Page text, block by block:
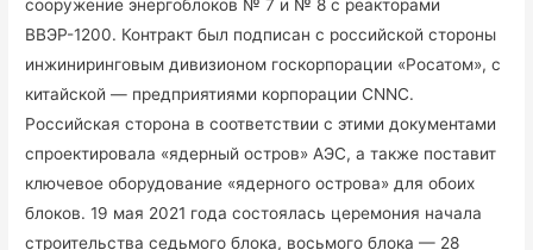
сооружение энергоблоков № 7 и № 8 с реакторами
ВВЭР-1200. Контракт был подписан с российской стороны
инжиниринговым дивизионом госкорпорации «Росатом», с
китайской — предприятиями корпорации CNNC.
Российская сторона в соответствии с этими документами
спроектировала «ядерный остров» АЭС, а также поставит
ключевое оборудование «ядерного острова» для обоих
блоков. 19 мая 2021 года состоялась церемония начала
строительства седьмого блока, восьмого блока — 28